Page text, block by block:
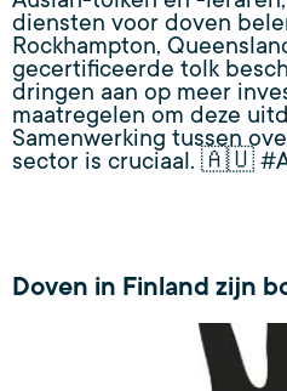
diensten voor doven
Rockhampton,
gecertificeerde tolk
dringen aan op meer
maatregelen om deze
Samenwerking tussen
sector is cruciaal. 🇦🇺
Doven in Finland zijn